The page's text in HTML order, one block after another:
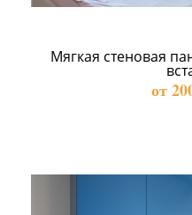
Мягкая стеновая
от